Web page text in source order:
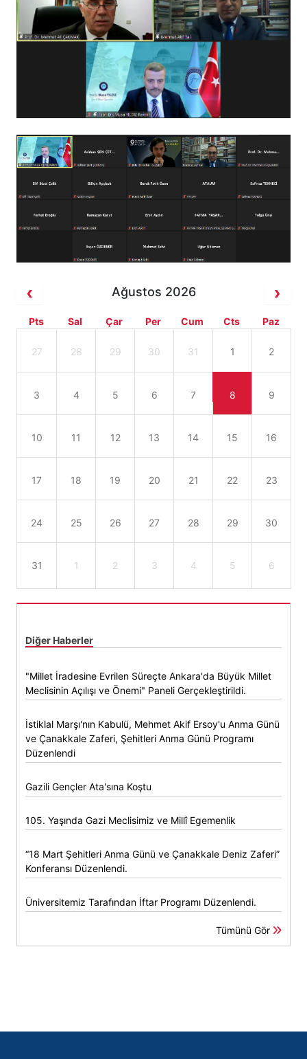
Ağustos 2026
Pts Sal Çar Per Cum Cts Paz
27 28 29 30 31 1 2
3 4 5 6 7 8 9
10 11 12 13 14 15 16
17 18 19 20 21 22 23
24 25 26 27 28 29 30
31 1 2 3 4 5 6
Diğer Haberler
"Millet İradesine Evrilen Süreçte Ankara'da Büyük Millet
Meclisinin Açılışı ve Önemi" Paneli Gerçekleştirildi.
İstiklal Marşı'nın Kabulü, Mehmet Akif Ersoy'u Anma Günü
ve Çanakkale Zaferi, Şehitleri Anma Günü Programı
Düzenlendi
Gazili Gençler Ata'sına Koştu
105. Yaşında Gazi Meclisimiz ve Millî Egemenlik
“18 Mart Şehitleri Anma Günü ve Çanakkale Deniz Zaferi”
Konferansı Düzenlendi.
Üniversitemiz Tarafından İftar Programı Düzenlendi.
Tümünü Gör